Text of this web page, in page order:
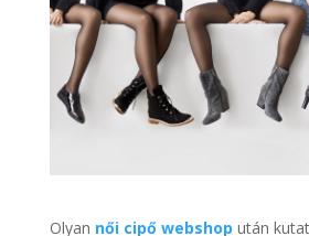
Olyan női cipő webshop után